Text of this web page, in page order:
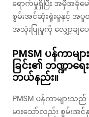
ရောက်မှုရှိပြီး အမှီအခိုမ
စွမ်းအင်ဆုံးရှုံးမှုနှင့် အပူ
အသုံးပြုမှုကို လျှော့ချပ
PMSM ပန်ကာမ
ခြင်း၏ ဘဏ္ဍာရေ
ဘယ်နည်း။
PMSM ပန်ကာများ
မားသော်လည်း စွမ်းအင်